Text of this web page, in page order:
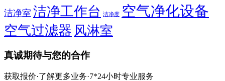
洁净室 洁净工作台 洁净度 空气净化设备
空气过滤器 风淋室
真诚期待与您的合作
获取报价·了解更多业务·7*24小时专业服务